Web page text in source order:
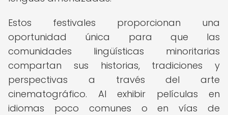
Estos festivales proporcionan una
oportunidad única para que las
comunidades lingüísticas minoritarias
compartan sus historias, tradiciones y
perspectivas a través del arte
cinematográfico. Al exhibir películas en
idiomas poco comunes o en vías de